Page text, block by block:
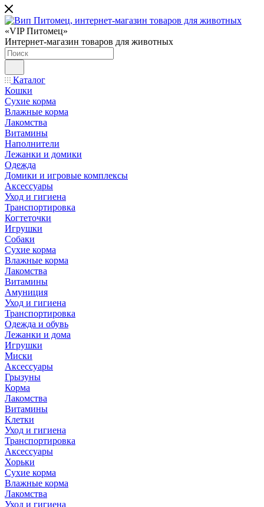
«VIP Питомец»
Интернет-магазин товаров для животных
Каталог
Кошки
Сухие корма
Влажные корма
Лакомства
Витамины
Наполнители
Лежанки и домики
Одежда
Домики и игровые комплексы
Аксессуары
Уход и гигиена
Транспортировка
Когтеточки
Игрушки
Собаки
Сухие корма
Влажные корма
Лакомства
Витамины
Амуниция
Уход и гигиена
Транспортировка
Одежда и обувь
Лежанки и дома
Игрушки
Миски
Аксессуары
Грызуны
Корма
Лакомства
Витамины
Клетки
Уход и гигиена
Транспортировка
Аксессуары
Хорьки
Сухие корма
Влажные корма
Лакомства
Уход и гигиена